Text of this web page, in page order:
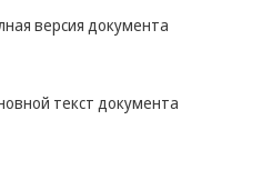
версия документа
текст документа